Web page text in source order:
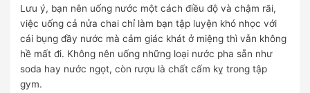
Lưu ý, bạn nên uống nước một cách điều độ và chậm rãi,
việc uống cả nửa chai chỉ làm bạn tập luyện khó nhọc với
cái bụng đầy nước mà cảm giác khát ở miệng thì vẫn không
hề mất đi. Không nên uống những loại nước pha sẵn như
soda hay nước ngọt, còn rượu là chất cấm kỵ trong tập
gym.